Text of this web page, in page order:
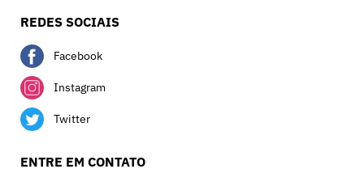
REDES SOCIAIS
Facebook
Instagram
Twitter
ENTRE EM CONTATO